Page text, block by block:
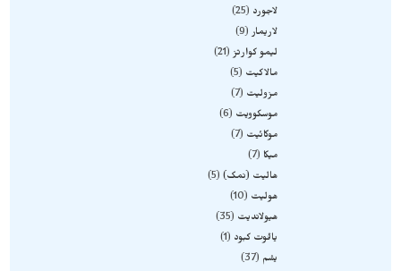
لاجورد
25
لاریمار 9
لیمو کوارتز 21
مالاکیت
5
مزولیت
7
موسکوویت
6
موکائیت
7
میکا
7
هالیت (نمک) 5
هولیت
10
هیولاندیت
35
یاقوت کبود
1
یشم
37